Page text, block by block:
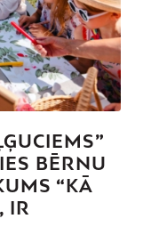
BĒRNU
“KĀ
IR